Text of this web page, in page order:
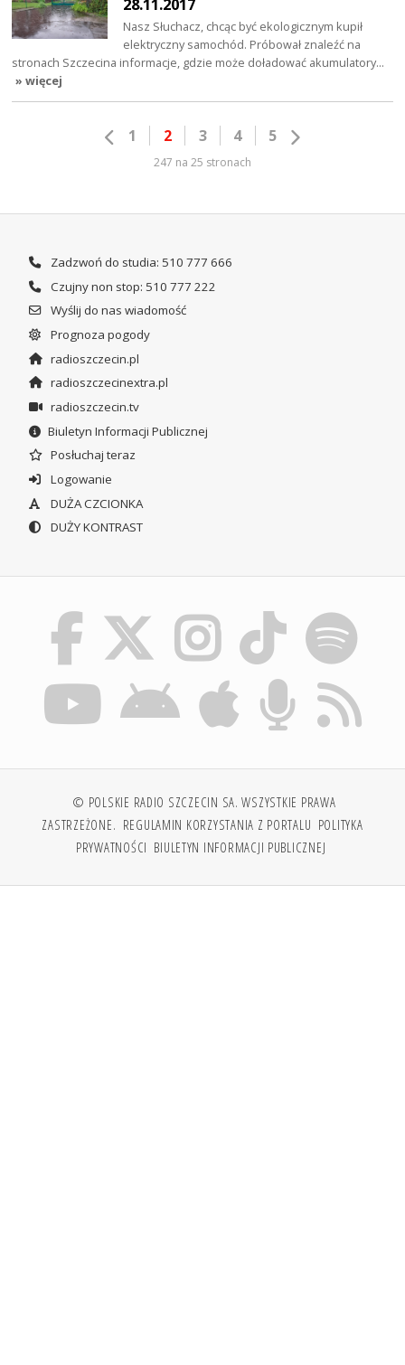
Nasz Słuchacz, chcąc być ekologicznym kupił
elektryczny samochód. Próbował znaleźć na
stronach Szczecina informacje, gdzie może doładować akumulatory…
» więcej
1 2 3 4 5
247 na 25 stronach
Zadzwoń do studia: 510 777 666
Czujny non stop: 510 777 222
Wyślij do nas wiadomość
Prognoza pogody
radioszczecin.pl
radioszczecinextra.pl
radioszczecin.tv
Biuletyn Informacji Publicznej
Posłuchaj teraz
Logowanie
DUŻA CZCIONKA
DUŻY KONTRAST
© POLSKIE RADIO SZCZECIN SA. WSZYSTKIE PRAWA
ZASTRZEŻONE. REGULAMIN KORZYSTANIA Z PORTALU POLITYKA
PRYWATNOŚCI BIULETYN INFORMACJI PUBLICZNEJ